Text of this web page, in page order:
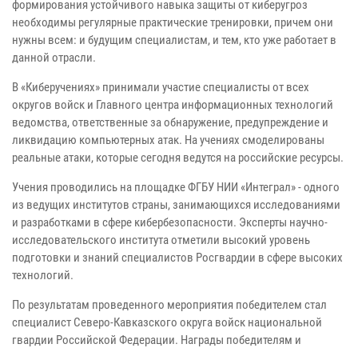
формирования устойчивого навыка защиты от киберугроз
необходимы регулярные практические тренировки, причем они
нужны всем: и будущим специалистам, и тем, кто уже работает в
данной отрасли.
В «Киберучениях» принимали участие специалисты от всех
округов войск и Главного центра информационных технологий
ведомства, ответственные за обнаружение, предупреждение и
ликвидацию компьютерных атак. На учениях смоделированы
реальные атаки, которые сегодня ведутся на российские ресурсы.
Учения проводились на площадке ФГБУ НИИ «Интеграл» - одного
из ведущих институтов страны, занимающихся исследованиями
и разработками в сфере кибербезопасности. Эксперты научно-
исследовательского института отметили высокий уровень
подготовки и знаний специалистов Росгвардии в сфере высоких
технологий.
По результатам проведенного мероприятия победителем стал
специалист Северо-Кавказского округа войск национальной
гвардии Российской Федерации. Награды победителям и